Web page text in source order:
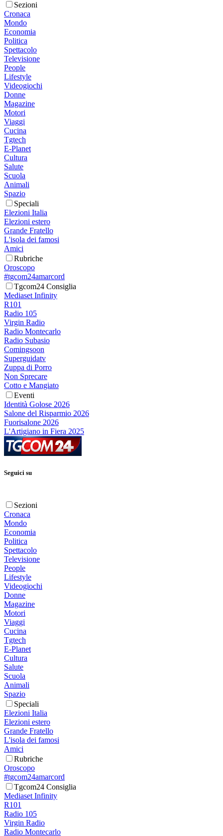
Sezioni
Cronaca
Mondo
Economia
Politica
Spettacolo
Televisione
People
Lifestyle
Videogiochi
Donne
Magazine
Motori
Viaggi
Cucina
Tgtech
E-Planet
Cultura
Salute
Scuola
Animali
Spazio
Speciali
Elezioni Italia
Elezioni estero
Grande Fratello
L'isola dei famosi
Amici
Rubriche
Oroscopo
#tgcom24amarcord
Tgcom24 Consiglia
Mediaset Infinity
R101
Radio 105
Virgin Radio
Radio Montecarlo
Radio Subasio
Comingsoon
Superguidatv
Zuppa di Porro
Non Sprecare
Cotto e Mangiato
Eventi
Identità Golose 2026
Salone del Risparmio 2026
Fuorisalone 2026
L'Artigiano in Fiera 2025
Seguici su
Sezioni
Cronaca
Mondo
Economia
Politica
Spettacolo
Televisione
People
Lifestyle
Videogiochi
Donne
Magazine
Motori
Viaggi
Cucina
Tgtech
E-Planet
Cultura
Salute
Scuola
Animali
Spazio
Speciali
Elezioni Italia
Elezioni estero
Grande Fratello
L'isola dei famosi
Amici
Rubriche
Oroscopo
#tgcom24amarcord
Tgcom24 Consiglia
Mediaset Infinity
R101
Radio 105
Virgin Radio
Radio Montecarlo